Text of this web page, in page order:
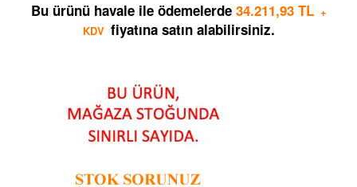
Bu ürünü havale ile ödemelerde 34.211,93 TL +
KDV fiyatına satın alabilirsiniz.